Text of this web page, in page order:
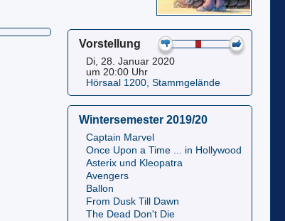
Vorstellung
Di, 28. Januar 2020
um 20:00 Uhr
Hörsaal 1200, Stammgelände
Wintersemester 2019/20
Captain Marvel
Once Upon a Time ... in Hollywood
Asterix und Kleopatra
Avengers
Ballon
From Dusk Till Dawn
The Dead Don't Die